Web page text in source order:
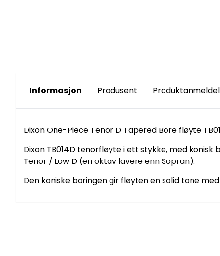
Informasjon Produsent
Dixon One-Piece Tenor D Tapered Bore fløyte
Dixon TB014D tenorfløyte i ett stykke, med konisk
Tenor / Low D (en oktav lavere enn Sopran).
Den koniske boringen gir fløyten en solid tone